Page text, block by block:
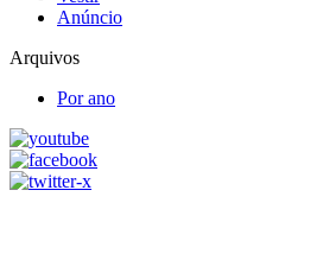
Anúncio
Arquivos
Por ano